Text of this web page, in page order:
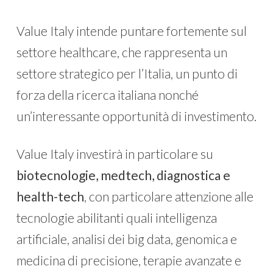
Value Italy intende puntare fortemente sul
settore healthcare, che rappresenta un
settore strategico per l’Italia, un punto di
forza della ricerca italiana nonché
un’interessante opportunità di investimento.
Value Italy investirà in particolare su
biotecnologie, medtech, diagnostica e
health-tech, con particolare attenzione alle
tecnologie abilitanti quali intelligenza
artificiale, analisi dei big data, genomica e
medicina di precisione, terapie avanzate e